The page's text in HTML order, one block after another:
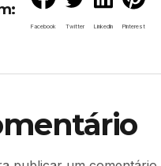
Facebook Twitter LinkedIn Pinterest